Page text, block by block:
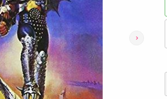
›